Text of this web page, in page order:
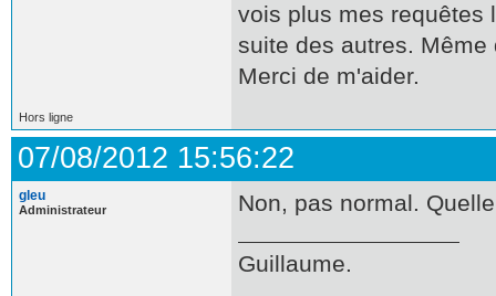
vois plus mes requêtes
suite des autres. Même
Merci de m'aider.
Hors ligne
07/08/2012 15:56:22
gleu
Administrateur Non, pas normal.
Guillaume.